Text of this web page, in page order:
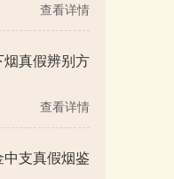
查看详情
烟真假辨别方
查看详情
中支真假烟鉴